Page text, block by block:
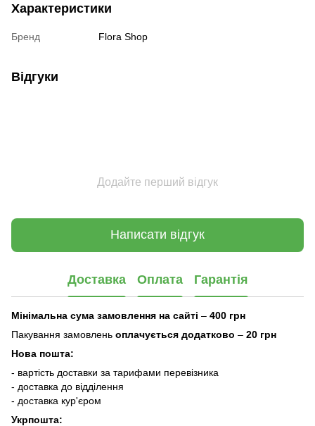
Характеристики
Бренд Flora Shop
Відгуки
Додайте перший відгук
Написати відгук
Доставка Оплата Гарантія
Мінімальна сума замовлення на сайті – 400 грн
Пакування замовлень оплачується додатково – 20 грн
Нова пошта:
- вартість доставки за тарифами перевізника
- доставка до відділення
- доставка кур'єром
Укрпошта: